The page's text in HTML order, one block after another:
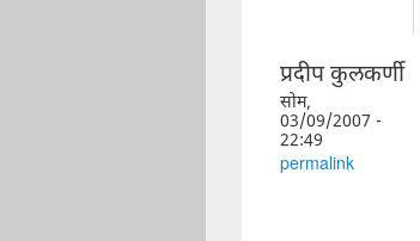
प्रदीप कुलकर्णी
सोम,
03/09/2007 -
22:49
permalink